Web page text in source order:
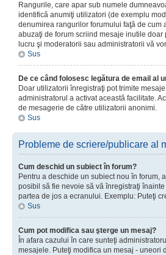
Rangurile, care apar sub numele
identifică anumiţi utilizatori (de exemplu
denumirea rangurilor forumului faţă de cum
abuzaţi de forum scriind mesaje inutile
lucru şi moderatorii sau administratorii vă
Sus
De ce când folosesc legătura de email al
Doar utilizatorii înregistraţi pot trimite
administratorul a activat această facilitate.
de mesagerie de către utilizatorii anonimi.
Sus
Probleme de scriere/publicare al
Cum deschid un subiect în forum?
Pentru a deschide un subiect nou în forum,
posibil să fie nevoie să vă înregistraţi
partea de jos a ecranului. Exemplu: Puteţi
Sus
Cum pot modifica sau şterge un mesaj?
În afara cazului în care sunteţi
mesajele. Puteţi modifica un mesaj -